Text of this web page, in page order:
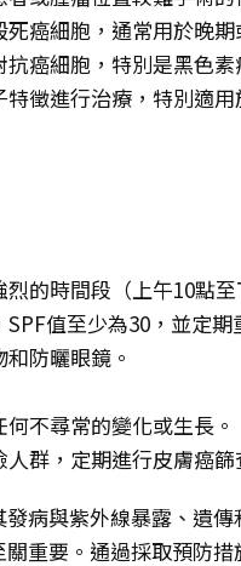
死癌細胞，通常用於晚期
癌細胞，特別是黑色素
特徵進行治療，特別適用
烈的時間段（上午10點至
SPF值至少為30，並定期
防曬眼鏡。
何不尋常的變化或生長。
人群，定期進行皮膚癌篩
病與紫外線暴露、遺
重要。通過採取預防